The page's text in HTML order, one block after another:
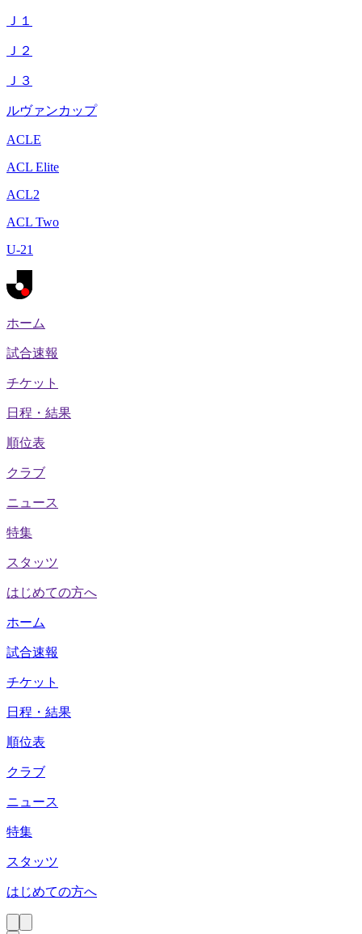
Ｊ１
Ｊ２
Ｊ３
ルヴァンカップ
ACLE
ACL Elite
ACL2
ACL Two
U-21
ホーム
試合速報
チケット
日程・結果
順位表
クラブ
ニュース
特集
スタッツ
はじめての方へ
ホーム
試合速報
チケット
日程・結果
順位表
クラブ
ニュース
特集
スタッツ
はじめての方へ